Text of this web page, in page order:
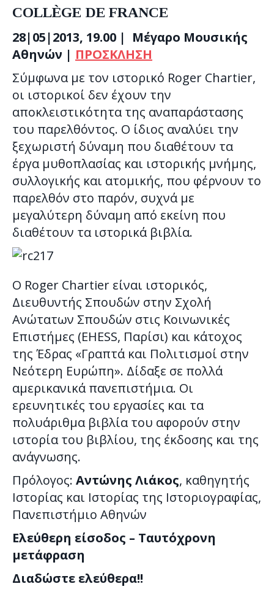
COLLÈGE DE FRANCE
28|05|2013, 19.00 | Μέγαρο Μουσικής
Αθηνών | ΠΡΟΣΚΛΗΣΗ
Σύµφωνα µε τον ιστορικό Roger Chartier,
οι ιστορικοί δεν έχουν την
αποκλειστικότητα της αναπαράστασης
του παρελθόντος. Ο ίδιος αναλύει την
ξεχωριστή δύναµη που διαθέτουν τα
έργα µυθοπλασίας και ιστορικής µνήµης,
συλλογικής και ατοµικής, που φέρνουν το
παρελθόν στο παρόν, συχνά µε
µεγαλύτερη δύναµη από εκείνη που
διαθέτουν τα ιστορικά βιβλία.
Ο Roger Chartier είναι ιστορικός,
Διευθυντής Σπουδών στην Σχολή
Ανώτατων Σπουδών στις Κοινωνικές
Επιστήµες (EHESS, Παρίσι) και κάτοχος
της Έδρας «Γραπτά και Πολιτισµοί στην
Νεότερη Ευρώπη». Δίδαξε σε πολλά
αµερικανικά πανεπιστήµια. Οι
ερευνητικές του εργασίες και τα
πολυάριθµα βιβλία του αφορούν στην
ιστορία του βιβλίου, της έκδοσης και της
ανάγνωσης.
Πρόλογος: Αντώνης Λιάκος, καθηγητής
Ιστορίας και Ιστορίας της Ιστοριογραφίας,
Πανεπιστήμιο Αθηνών
Ελεύθερη είσοδος – Ταυτόχρονη
µετάφραση
Διαδώστε ελεύθερα!!